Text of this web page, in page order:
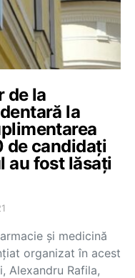
de la
la
de candidați
au fost lăsați
și medicină
organizat în acest
Alexandru Rafila,